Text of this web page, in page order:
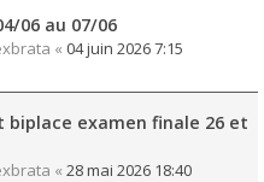
06 au 07/06
« 04 juin 2026 7:15
biplace examen finale 26 et
« 28 mai 2026 18:40